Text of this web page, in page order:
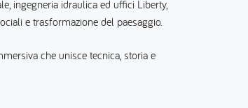
ingegneria idraulica ed uffici Liberty,
e trasformazione del paesaggio.
che unisce tecnica, storia e